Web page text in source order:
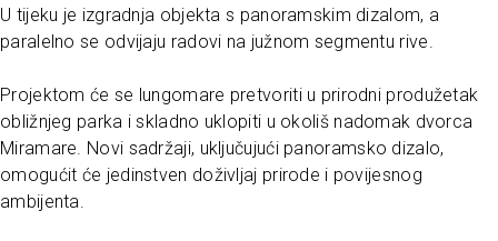
U tijeku je izgradnja objekta s panoramskim dizalom, a
paralelno se odvijaju radovi na južnom segmentu rive.
Projektom će se lungomare pretvoriti u prirodni produžetak
obližnjeg parka i skladno uklopiti u okoliš nadomak dvorca
Miramare. Novi sadržaji, uključujući panoramsko dizalo,
omogućit će jedinstven doživljaj prirode i povijesnog
ambijenta.